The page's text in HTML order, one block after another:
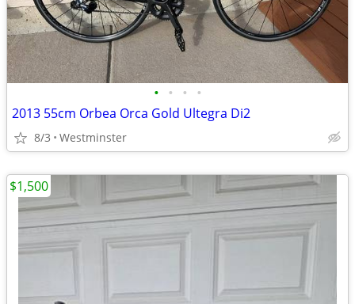
• • • •
2013 55cm Orbea Orca Gold Ultegra Di2
8/3 Westminster
$1,500